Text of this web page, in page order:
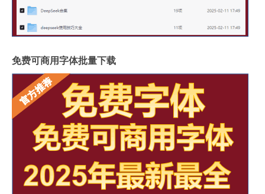
免费可商用字体批量下载